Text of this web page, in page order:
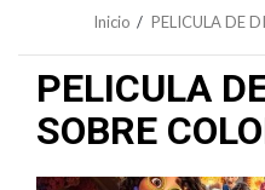
Inicio PELICULA DE
PELICULA
SOBRE